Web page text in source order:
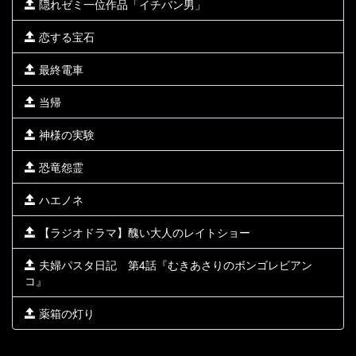
隠れゼミ一位作品「イチバン男」
恋する宝石
最終電車
当帰
神様の実験
恐竜怨霊
ハエノネ
【ラジオドラマ】醜い大人のレイトショー
夫婦パスタ日記 第4話『むきあさりのボンゴレビアン
コ』
薬箱の灯り